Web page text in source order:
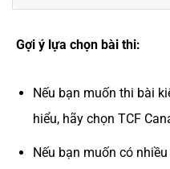
Gợi ý lựa chọn bài thi:
Nếu bạn muốn thi bài
hiểu, hãy chọn TCF
Nếu bạn muốn có